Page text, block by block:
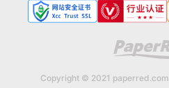
Copyright © 2021 paperred.com